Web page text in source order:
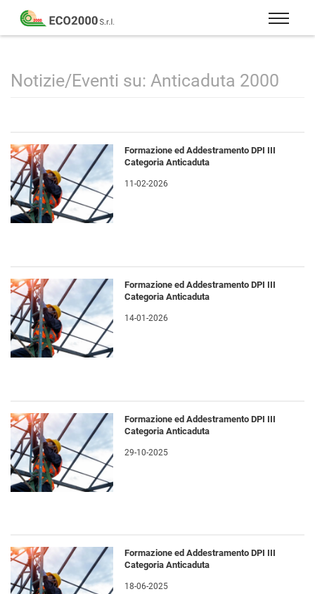
Eco
2000
Formazione
consulenza
sul
lavoro
–
D.Lgs
81/08
Notizie/Eventi su: Anticaduta 2000
Formazione ed Addestramento DPI III
Categoria Anticaduta
11-02-2026
Formazione ed Addestramento DPI III
Categoria Anticaduta
14-01-2026
Formazione ed Addestramento DPI III
Categoria Anticaduta
29-10-2025
Formazione ed Addestramento DPI III
Categoria Anticaduta
18-06-2025